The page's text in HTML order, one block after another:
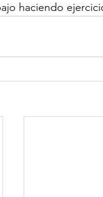
haciendo